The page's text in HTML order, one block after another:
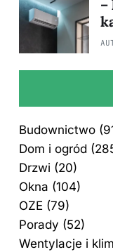
–
Budownictwo
Dom i ogród
Drzwi (20)
Okna (104)
OZE (79)
Porady (52)
Wentylacje i